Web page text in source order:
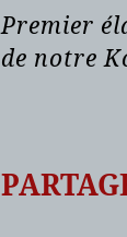
Premier
de notre